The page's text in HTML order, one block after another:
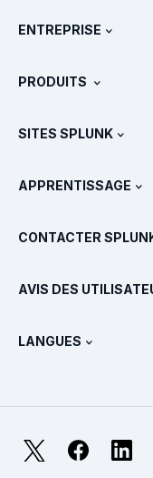
ENTREPRISE
Splunk et les autres
Actualités
Splunk Protects
SURGe
PRODUITS
Tarifs
Voir tous les produits
SITES SPLUNK
Formation et
Boutique Splunk
APPRENTISSAGE
Qu’est-ce
Métriques pour le SOC
Métriques de fiabilité
CONTACTER
AVIS DES
LANGUES
Deutsch
日本語